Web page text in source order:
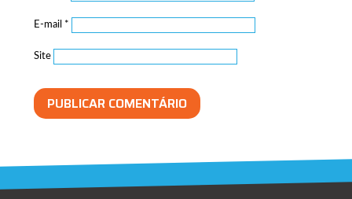
E-mail *
Site